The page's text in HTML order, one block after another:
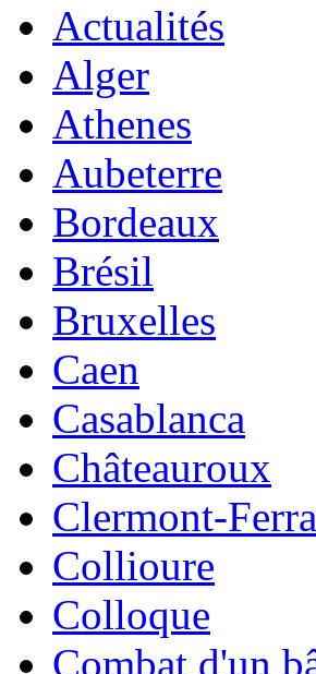
Actualités
Alger
Athenes
Aubeterre
Bordeaux
Brésil
Bruxelles
Caen
Casablanca
Châteauroux
Clermont-
Collioure
Colloque
Combat d'un